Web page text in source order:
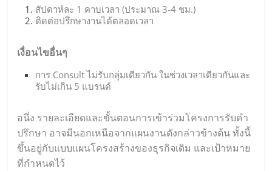
สัปดาห์ละ 1 คาบเวลา (ประมาณ 3-4 ชม.)
ติดต่อปรึกษางานได้ตลอดเวลา
เงื่อนไขอื่นๆ
การ Consult ไม่รับกลุ่มเดียวกัน ในช่วงเวลาเดียวกันและ
รับไม่เกิน 5 แบรนด์
อนึ่ง รายละเอียดและขั้นตอนการเข้าร่วมโครงการรับคำ
ปรึกษา อาจมีนอกเหนือจากแผนงานดังกล่าวข้างต้น ทั้งนี้
ขึ้นอยู่กับแบบแผนโครงสร้างของธุรกิจเดิม และเป้าหมาย
ที่กำหนดไว้